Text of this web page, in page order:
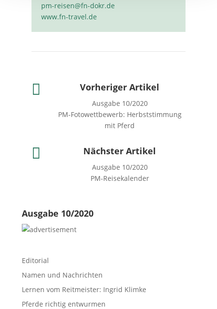
pm-reisen@fn-dokr.de
www.fn-travel.de
 Vorheriger Artikel
Ausgabe 10/2020
PM-Fotowettbewerb: Herbststimmung
mit Pferd
 Nächster Artikel
Ausgabe 10/2020
PM-Reisekalender
Ausgabe 10/2020
Editorial
Namen und Nachrichten
Lernen vom Reitmeister: Ingrid Klimke
Pferde richtig entwurmen